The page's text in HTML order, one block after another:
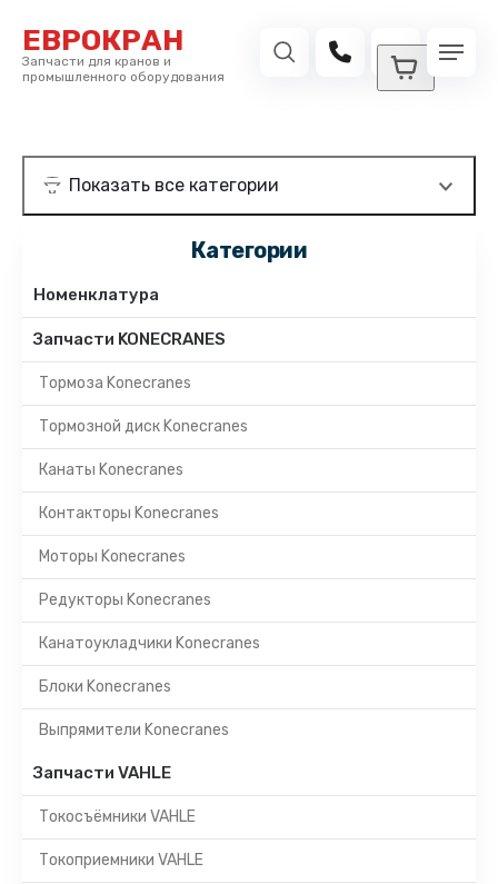
ЕВРОКРАН
Запчасти для кранов и
промышленного оборудования
Категории
Номенклатура
Запчасти KONECRANES
Тормоза Konecranes
Тормозной диск Konecranes
Канаты Konecranes
Контакторы Konecranes
Моторы Konecranes
Редукторы Konecranes
Канатоукладчики Konecranes
Блоки Konecranes
Выпрямители Konecranes
Запчасти VAHLE
Токосъёмники VAHLE
Токоприемники VAHLE